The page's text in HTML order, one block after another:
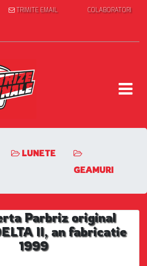
TRIMITE EMAIL COLABORATORI
LUNETE
GEAMURI
Parbriz original
II, an fabricatie
1999